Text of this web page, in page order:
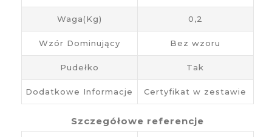
Waga(kg) 0,2
Wzór Dominujący Bez wzoru
Pudełko Tak
Dodatkowe Informacje Certyfikat w zestawie
Szczegółowe referencje